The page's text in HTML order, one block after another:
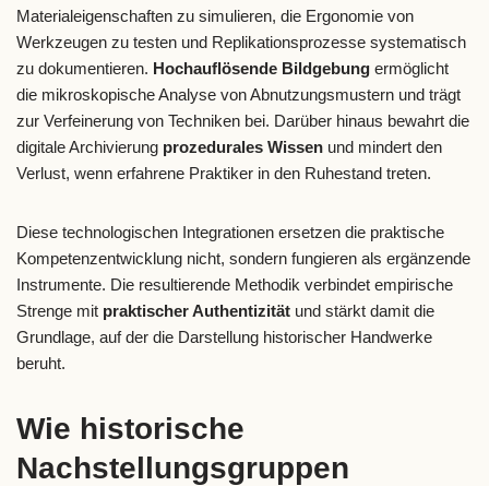
Materialeigenschaften zu simulieren, die Ergonomie von
Werkzeugen zu testen und Replikationsprozesse systematisch
zu dokumentieren. Hochauflösende Bildgebung ermöglicht
die mikroskopische Analyse von Abnutzungsmustern und trägt
zur Verfeinerung von Techniken bei. Darüber hinaus bewahrt die
digitale Archivierung prozedurales Wissen und mindert den
Verlust, wenn erfahrene Praktiker in den Ruhestand treten.
Diese technologischen Integrationen ersetzen die praktische
Kompetenzentwicklung nicht, sondern fungieren als ergänzende
Instrumente. Die resultierende Methodik verbindet empirische
Strenge mit praktischer Authentizität und stärkt damit die
Grundlage, auf der die Darstellung historischer Handwerke
beruht.
Wie historische
Nachstellungsgruppen